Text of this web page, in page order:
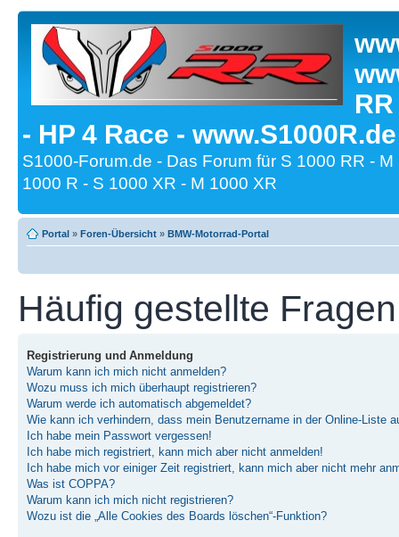
- HP 4 Race -
S1000-Forum.de - Das Forum für S 1000 RR -
1000 R - S 1000 XR - M 1000 XR
Portal » Foren-Übersicht » BMW-Motorrad-Portal
Häufig gestellte Fragen
Registrierung und Anmeldung
Warum kann ich mich nicht anmelden?
Wozu muss ich mich überhaupt registrieren?
Warum werde ich automatisch abgemeldet?
Wie kann ich verhindern, dass mein Benutzername in der Online-Liste
Ich habe mein Passwort vergessen!
Ich habe mich registriert, kann mich aber nicht anmelden!
Ich habe mich vor einiger Zeit registriert, kann mich aber nicht mehr
Was ist COPPA?
Warum kann ich mich nicht registrieren?
Wozu ist die „Alle Cookies des Boards löschen“-Funktion?